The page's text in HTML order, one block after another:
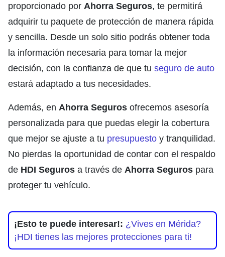
proporcionado por Ahorra Seguros, te permitirá
adquirir tu paquete de protección de manera rápida
y sencilla. Desde un solo sitio podrás obtener toda
la información necesaria para tomar la mejor
decisión, con la confianza de que tu seguro de auto
estará adaptado a tus necesidades.
Además, en Ahorra Seguros ofrecemos asesoría
personalizada para que puedas elegir la cobertura
que mejor se ajuste a tu presupuesto y tranquilidad.
No pierdas la oportunidad de contar con el respaldo
de HDI Seguros a través de Ahorra Seguros para
proteger tu vehículo.
¡Esto te puede interesar!: ¿Vives en Mérida?
¡HDI tienes las mejores protecciones para ti!